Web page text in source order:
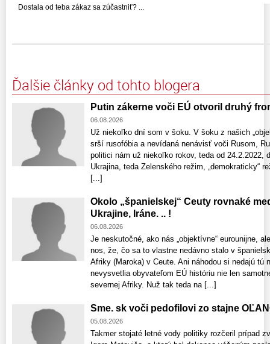
Dostala od teba zákaz sa zúčastniť? ...
Ďalšie články od tohto blogera
Putin zákerne voči EÚ otvoril druhý
06.08.2026
Už niekoľko dní som v šoku. V šoku z našich
srší rusofóbia a nevídaná nenávisť voči Rusom,
politici nám už niekoľko rokov, teda od 24.2.2022,
Ukrajina, teda Zelenského režim, „demokraticky“
[...]
Okolo „španielskej“ Ceuty rovnaké
Ukrajine, Iráne. .. !
06.08.2026
Je neskutočné, ako nás „objektívne“ eurounijne,
nos, že, čo sa to vlastne nedávno stalo v
Afriky (Maroka) v Ceute. Ani náhodou si nedajú tú
nevysvetlia obyvateľom EÚ históriu nie len
severnej Afriky. Nuž tak teda na [...]
Sme. sk voči pedofilovi zo stajne
05.08.2026
Takmer stojaté letné vody politiky rozčeril prípad